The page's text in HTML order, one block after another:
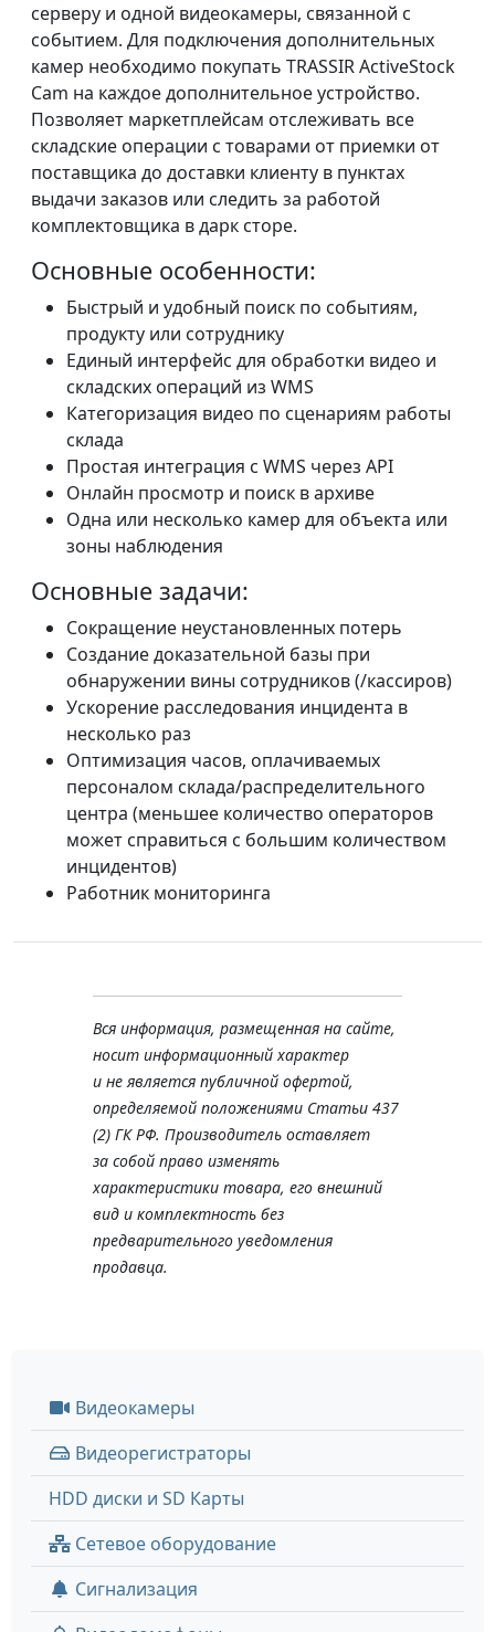
серверу и одной видеокамеры, связанной с
событием. Для подключения дополнительных
камер необходимо покупать TRASSIR ActiveStock
Cam на каждое дополнительное устройство.
Позволяет маркетплейсам отслеживать все
складские операции с товарами от приемки от
поставщика до доставки клиенту в пунктах
выдачи заказов или следить за работой
комплектовщика в дарк сторе.
Основные особенности:
Быстрый и удобный поиск по событиям,
продукту или сотруднику
Единый интерфейс для обработки видео и
складских операций из WMS
Категоризация видео по сценариям работы
склада
Простая интеграция с WMS через API
Онлайн просмотр и поиск в архиве
Одна или несколько камер для объекта или
зоны наблюдения
Основные задачи:
Сокращение неустановленных потерь
Создание доказательной базы при
обнаружении вины сотрудников (/кассиров)
Ускорение расследования инцидента в
несколько раз
Оптимизация часов, оплачиваемых
персоналом склада/распределительного
центра (меньшее количество операторов
может справиться с большим количеством
инцидентов)
Работник мониторинга
Вся информация, размещенная на сайте,
носит информационный характер
и не является публичной офертой,
определяемой положениями Статьи 437
(2) ГК РФ. Производитель оставляет
за собой право изменять
характеристики товара, его внешний
вид и комплектность без
предварительного уведомления
продавца.
Видеокамеры
Видеорегистраторы
HDD диски и SD Карты
Сетевое оборудование
Сигнализация